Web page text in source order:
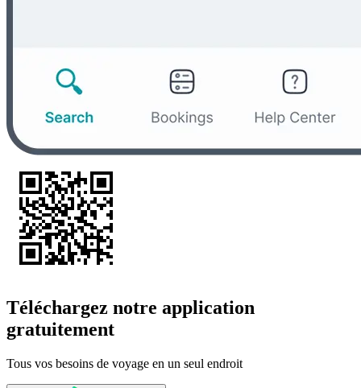
Téléchargez notre application
gratuitement
Tous vos besoins de voyage en un seul endroit